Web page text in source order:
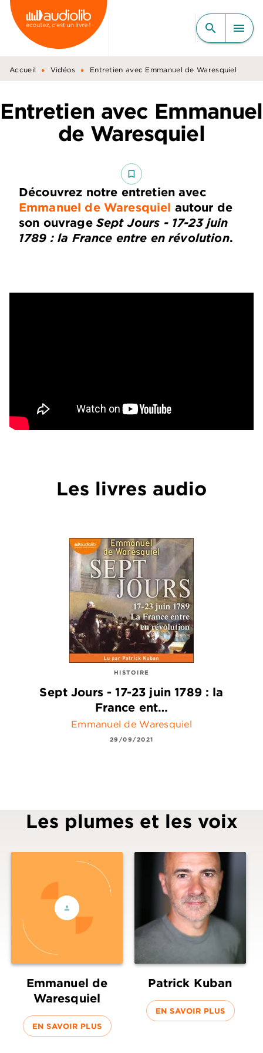
MENU RECHERCHE
CONTENU
PIED DE PAGE
search menu
Accueil • Vidéos • Entretien avec Emmanuel de Waresquiel
Entretien avec Emmanuel
de Waresquiel
bookmark_border
Découvrez notre entretien avec
Emmanuel de Waresquiel autour de
son ouvrage Sept Jours - 17-23 juin
1789 : la France entre en révolution.
Les livres audio
HISTOIRE
Sept Jours - 17-23 juin 1789 : la
France ent…
Emmanuel de Waresquiel
29/09/2021
Les plumes et les voix
Emmanuel de
Waresquiel
EN SAVOIR PLUS
Patrick Kuban
EN SAVOIR PLUS